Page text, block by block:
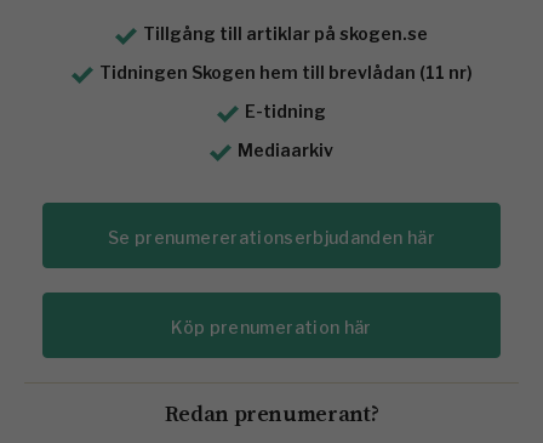
Tillgång till artiklar på skogen.se
Tidningen Skogen hem till brevlådan (11 nr)
E-tidning
Mediaarkiv
Se prenumererationserbjudanden här
Köp prenumeration här
Redan prenumerant?